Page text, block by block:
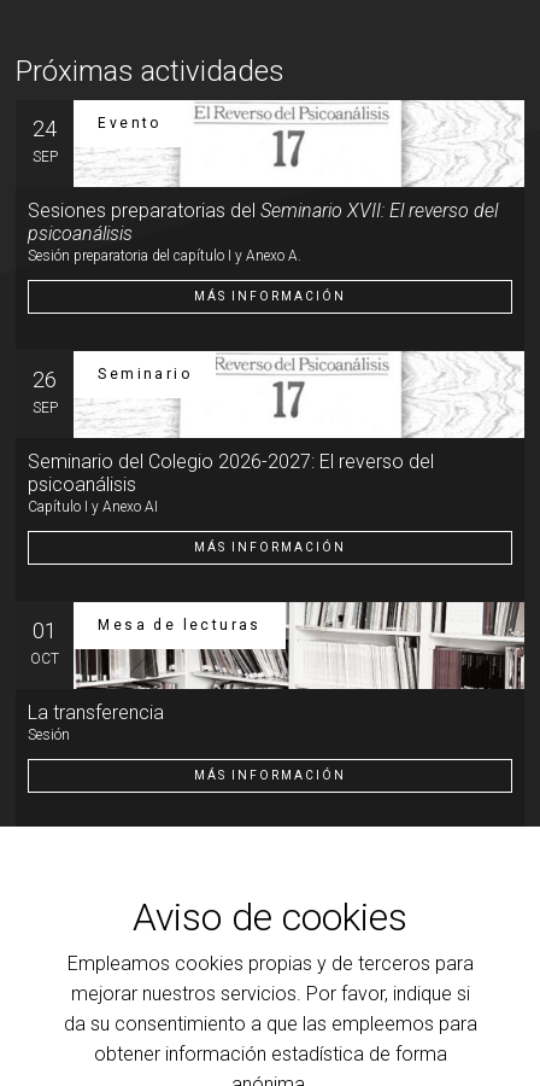
Aviso de cookies
Empleamos cookies propias y de terceros para
mejorar nuestros servicios. Por favor, indique si
da su consentimiento a que las empleemos para
obtener información estadística de forma
Próximas actividades
24
SEP
Evento
Sesiones preparatorias delSeminario XVII: El reverso del
psicoanálisis
Sesión preparatoria del capítulo I y Anexo A.
MÁS INFORMACIÓN
26
SEP
Seminario
Seminario del Colegio 2026-2027: El reverso del
psicoanálisis
Capítulo I y Anexo AI
MÁS INFORMACIÓN
01
OCT
Mesa de lecturas
La transferencia
Sesión
MÁS INFORMACIÓN
la ilumina
Transferencia: resistencia y motor de la cura
MÁS INFORMACIÓN